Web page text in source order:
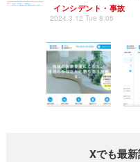
インシデント・事故
2024.3.12 Tue 8:05
Xでも最新